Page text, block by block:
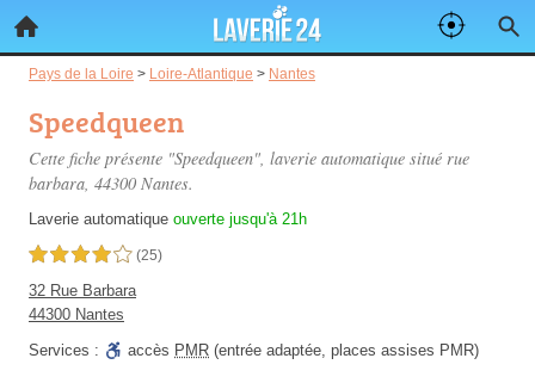
Pays de la Loire > Loire-Atlantique > Nantes
Speedqueen
Cette fiche présente "Speedqueen", laverie automatique situé rue
barbara, 44300 Nantes.
Laverie automatique ouverte jusqu'à 21h
4,0 étoiles sur 5 (25)
32 Rue Barbara
44300 Nantes
Services :
accès PMR (entrée adaptée, places assises PMR)